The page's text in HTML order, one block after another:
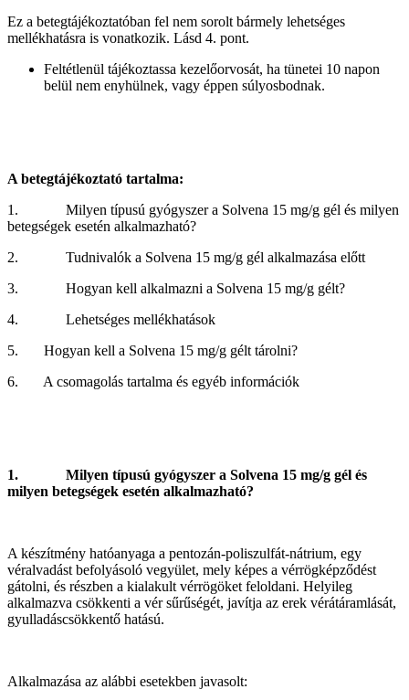
Ez a betegtájékoztatóban fel nem sorolt bármely lehetséges
mellékhatásra is vonatkozik. Lásd 4. pont.
Feltétlenül tájékoztassa kezelőorvosát, ha tünetei 10 napon
belül nem enyhülnek, vagy éppen súlyosbodnak.
A betegtájékoztató tartalma:
1. Milyen típusú gyógyszer a Solvena 15 mg/g gél és milyen
betegségek esetén alkalmazható?
2. Tudnivalók a Solvena 15 mg/g gél alkalmazása előtt
3. Hogyan kell alkalmazni a Solvena 15 mg/g gélt?
4. Lehetséges mellékhatások
5. Hogyan kell a Solvena 15 mg/g gélt tárolni?
6. A csomagolás tartalma és egyéb információk
1. Milyen típusú gyógyszer a Solvena 15 mg/g gél és
milyen betegségek esetén alkalmazható?
A készítmény hatóanyaga a pentozán-poliszulfát-nátrium, egy
véralvadást befolyásoló vegyület, mely képes a vérrögképződést
gátolni, és részben a kialakult vérrögöket feloldani. Helyileg
alkalmazva csökkenti a vér sűrűségét, javítja az erek vérátáramlását,
gyulladáscsökkentő hatású.
Alkalmazása az alábbi esetekben javasolt: